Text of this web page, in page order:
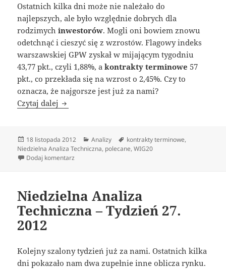
Ostatnich kilka dni może nie należało do
najlepszych, ale było względnie dobrych dla
rodzimychinwestorów. Mogli oni bowiem znowu
odetchnąć i cieszyć się z wzrostów. Flagowy indeks
warszawskiej GPW zyskał w mijającym tygodniu
43,77 pkt., czyli 1,88%, akontrakty terminowe 57
pkt., co przekłada się na wzrost o 2,45%. Czy to
oznacza, że najgorsze jest już za nami?
Czytaj dalej Niedzielna Analiza Techniczna – Tydzień 46.
Data
publikacji
18 listopada 2012 Kategorie
Analizy Tagi
kontrakty terminowe,
Niedzielna Analiza Techniczna, polecane,WIG20
Dodaj komentarz
Niedzielna Analiza
Techniczna – Tydzień 27.
2012
Kolejny szalony tydzień już za nami. Ostatnich kilka
dni pokazało nam dwa zupełnie inne oblicza rynku.